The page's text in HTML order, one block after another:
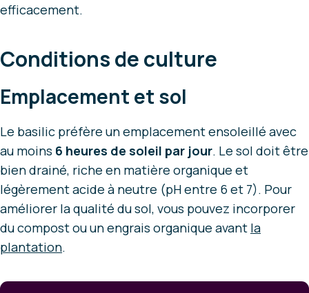
efficacement.
Conditions de culture
Emplacement et sol
Le basilic préfère un emplacement ensoleillé avec
au moins 6 heures de soleil par jour. Le sol doit être
bien drainé, riche en matière organique et
légèrement acide à neutre (pH entre 6 et 7). Pour
améliorer la qualité du sol, vous pouvez incorporer
du compost ou un engrais organique avant la
plantation.